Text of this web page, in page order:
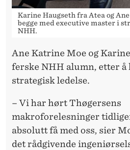
Karine Haugseth fra Atea og
begge med executive master i
NHH.
Ane Katrine Moe og
ferske NHH alumn, etter å
strategisk ledelse.
– Vi har hørt Thøgersens
makroforelesninger
absolutt få med oss, sier
det rådgivende